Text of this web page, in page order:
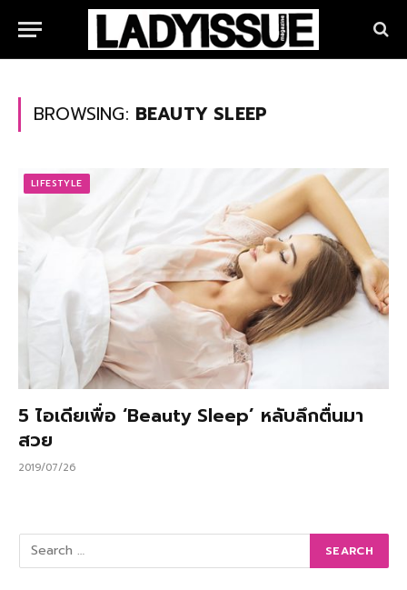
BROWSING: BEAUTY SLEEP
LIFESTYLE
5 ไอเดียเพื่อ ‘Beauty Sleep’ หลับลึกตื่นมา
สวย
2019/07/26